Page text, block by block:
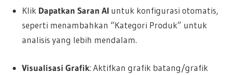
Klik Dapatkan Saran AIuntuk konfigurasi otomatis,
seperti menambahkan “Kategori Produk” untuk
analisis yang lebih mendalam.
Visualisasi Grafik: Aktifkan grafik batang/grafik